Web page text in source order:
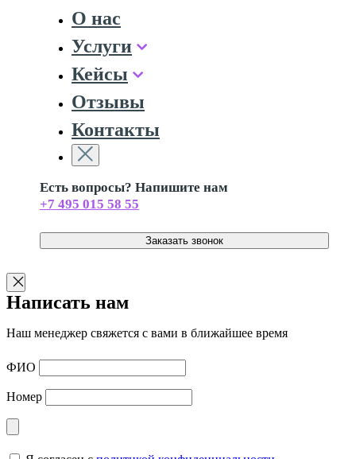
О нас
Услуги
Кейсы
Отзывы
Контакты
Есть вопросы? Напишите нам
+7 495 015 58 55
Заказать звонок
Написать нам
Наш менеджер свяжется с вами в ближайшее время
ФИО
Номер